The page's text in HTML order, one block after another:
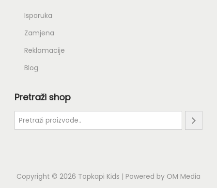
Isporuka
Zamjena
Reklamacije
Blog
Pretraži shop
Copyright © 2026 Topkapi Kids | Powered by OM Media